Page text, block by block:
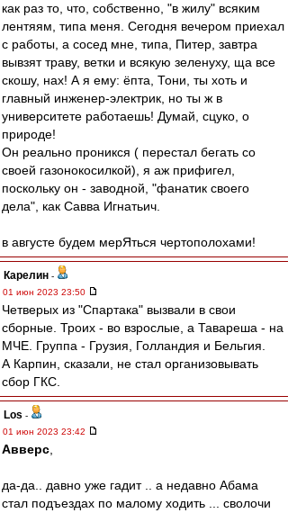
как раз то, что, собственно, "в жилу" всяким
лентяям, типа меня. Сегодня вечером приехал
с работы, а сосед мне, типа, Питер, завтра
вывзят траву, ветки и всякую зеленуху, ща все
скошу, нах! А я ему: ёпта, Тони, ты хоть и
главный инженер-электрик, но ты ж в
университете работаешь! Думай, сцуко, о
природе!
Он реально проникся ( перестал бегать со
своей газонокосилкой), я аж прифигел,
поскольку он - заводной, "фанатик своего
дела", как Савва Игнатьич.
в августе будем мерЯться чертополохами!
Карелин -
01 июн 2023 23:50
Четверых из "Спартака" вызвали в свои
сборные. Троих - во взрослые, а Тавареша - на
МЧЕ. Группа - Грузия, Голландия и Бельгия.
А Карпин, сказали, не стал организовывать
сбор ГКС.
Los -
01 июн 2023 23:42
Авверс
да-да.. давно уже гадит .. а недавно Абама
стал подъездах по малому ходить ... сволочи